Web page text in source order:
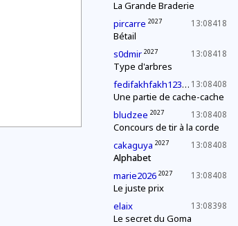
La Grande Braderie
13:08418
pircarre 2027
Bétail
13:08418
s0dmir 2027
Type d'arbres
13:08408
fedifakhfakh1232027
Une partie de cache-cache
13:08408
bludzee 2027
Concours de tir à la corde
13:08408
cakaguya 2027
Alphabet
13:08408
marie2026 2027
Le juste prix
13:08398
elaix
Le secret du Goma